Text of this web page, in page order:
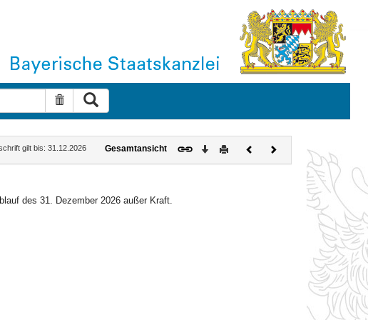
Suche zurücksetzen
gilt bis: 31.12.2026 Gesamtansicht Download
DruckenVorherigesNächstes
Dokument
des 31. Dezember 2026 außer Kraft.